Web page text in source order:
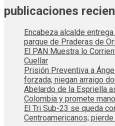
publicaciones
Encabeza alcalde
parque de Praderas de
El PAN Muestra lo
Cuellar
Prisión Preventiva a
forzada; niegan arraigo
Abelardo de la Espriella
Colombia y promete
El Tri Sub-23 se queda
Centroamericanos;